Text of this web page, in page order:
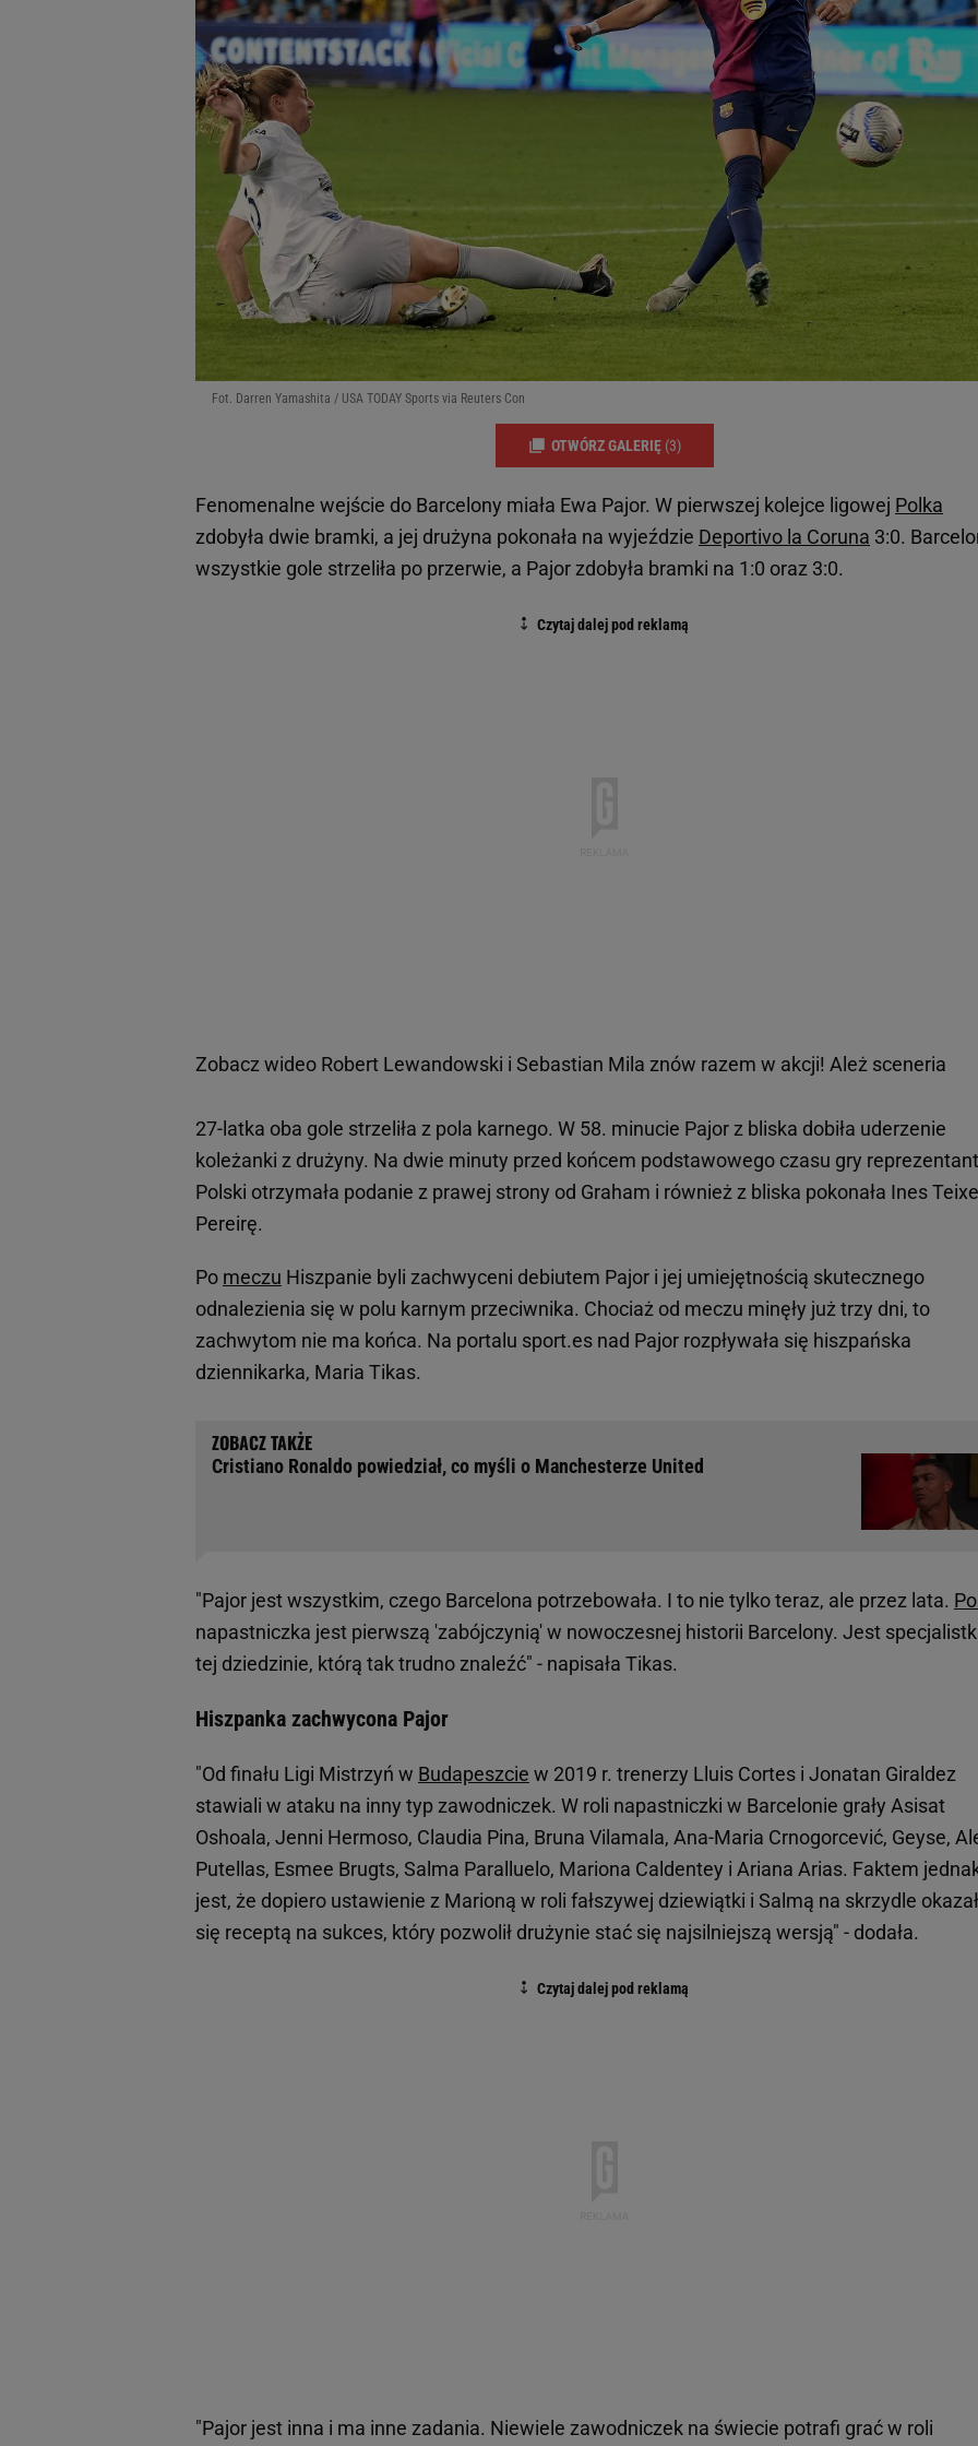
Fot. Darren Yamashita / USA TODAY Sports via Reuters Con
OTWÓRZ GALERIĘ (3)
Fenomenalne wejście do Barcelony miała Ewa Pajor. W pierwszej kolejce ligowej Polka
zdobyła dwie bramki, a jej drużyna pokonała na wyjeździe Deportivo la Coruna 3:0.
wszystkie gole strzeliła po przerwie, a Pajor zdobyła bramki na 1:0 oraz 3:0.
Zobacz wideo Robert Lewandowski i Sebastian Mila znów razem w akcji! Ależ sceneria
27-latka oba gole strzeliła z pola karnego. W 58. minucie Pajor z bliska dobiła uderzenie
koleżanki z drużyny. Na dwie minuty przed końcem podstawowego czasu gry
Polski otrzymała podanie z prawej strony od Graham i również z bliska pokonała Ines
Pereirę.
Po meczu Hiszpanie byli zachwyceni debiutem Pajor i jej umiejętnością skutecznego
odnalezienia się w polu karnym przeciwnika. Chociaż od meczu minęły już trzy dni, to
zachwytom nie ma końca. Na portalu sport.es nad Pajor rozpływała się hiszpańska
dziennikarka, Maria Tikas.
Cristiano Ronaldo powiedział, co myśli o Manchesterze United
"Pajor jest wszystkim, czego Barcelona potrzebowała. I to nie tylko teraz, ale przez lata.
napastniczka jest pierwszą 'zabójczynią' w nowoczesnej historii Barcelony. Jest
tej dziedzinie, którą tak trudno znaleźć" - napisała Tikas.
Hiszpanka zachwycona Pajor
"Od finału Ligi Mistrzyń w Budapeszcie w 2019 r. trenerzy Lluis Cortes i Jonatan Giraldez
stawiali w ataku na inny typ zawodniczek. W roli napastniczki w Barcelonie grały Asisat
Oshoala, Jenni Hermoso, Claudia Pina, Bruna Vilamala, Ana-Maria Crnogorcević, Geyse,
Putellas, Esmee Brugts, Salma Paralluelo, Mariona Caldentey i Ariana Arias. Faktem
jest, że dopiero ustawienie z Marioną w roli fałszywej dziewiątki i Salmą na skrzydle
się receptą na sukces, który pozwolił drużynie stać się najsilniejszą wersją" - dodała.
"Pajor jest inna i ma inne zadania. Niewiele zawodniczek na świecie potrafi grać w roli